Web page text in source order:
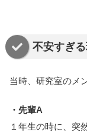
不安すぎ
当時、研究室のメ
・先輩A
１年生の時に、突